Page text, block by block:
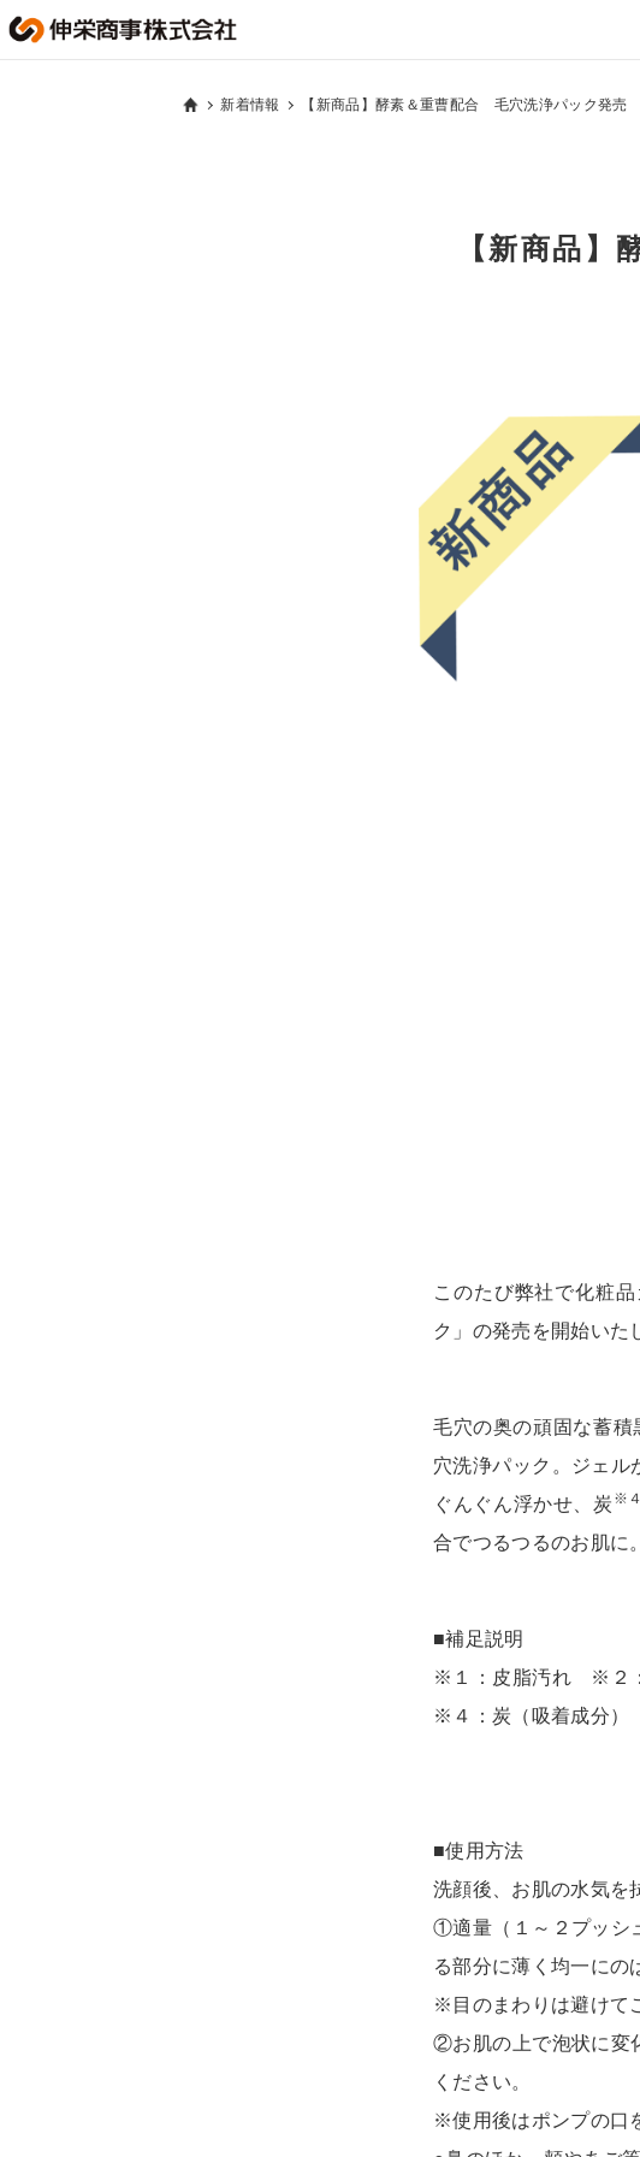
新着情報 【新商品】酵素＆重曹配合 毛穴洗浄パック発売
【新商品
このたび弊社で化粧
ク」の発売を開始いた
毛穴の奥の頑固な蓄積
穴洗浄パック。ジェ
ぐんぐん浮かせ、炭 ※
合でつるつるのお肌に
■補足説明
※１：皮脂汚れ ※２
※４：炭（吸着成分）
■使用方法
洗顔後、お肌の水気を
①適量（１～２プッシ
る部分に薄く均一にの
※目のまわりは避けて
②お肌の上で泡状に変
ください。
※使用後はポンプの口